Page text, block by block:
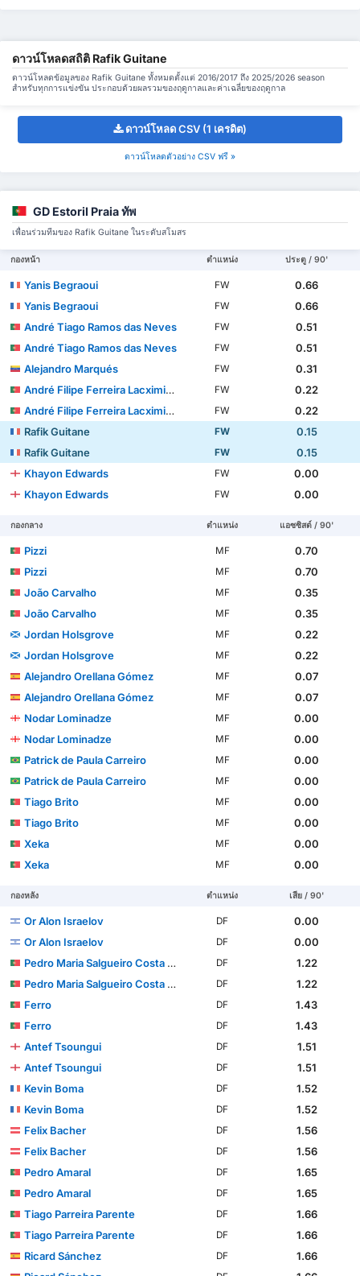
ดาวน์โหลดสถิติ Rafik Guitane
ดาวน์โหลดข้อมูลของ Rafik Guitane ทั้งหมดตั้งแต่ 2016/2017 ถึง 2025/2026 season
สำหรับทุกการแข่งขัน ประกอบด้วยผลรวมของฤดูกาลและค่าเฉลี่ยของฤดูกาล
ดาวน์โหลด CSV (1 เครดิต)
ดาวน์โหลดตัวอย่าง CSV ฟรี »
GD Estoril Praia ทัพ
เพื่อนร่วมทีมของ Rafik Guitane ในระดับสโมสร
กองหน้า ตำแหน่ง ประตู / 90'
Yanis Begraoui FW
0.66
Yanis Begraoui
FW
0.66
André Tiago Ramos das Neves
FW
0.51
André Tiago Ramos das Neves
FW
0.51
Alejandro Marqués
FW
0.31
André Filipe Ferreira Lacximicant
FW
0.22
André Filipe Ferreira Lacximicant
FW
0.22
Rafik Guitane
FW
0.15
Rafik Guitane
FW
0.15
Khayon Edwards
FW
0.00
Khayon Edwards
FW 0.00
กองกลาง ตำแหน่ง แอซซิสต์ / 90'
Pizzi MF
0.70
Pizzi
MF
0.70
João Carvalho
MF
0.35
João Carvalho
MF
0.35
Jordan Holsgrove
MF
0.22
Jordan Holsgrove
MF
0.22
Alejandro Orellana Gómez
MF
0.07
Alejandro Orellana Gómez
MF
0.07
Nodar Lominadze
MF
0.00
Nodar Lominadze
MF
0.00
Patrick de Paula Carreiro
MF
0.00
Patrick de Paula Carreiro
MF
0.00
Tiago Brito
MF
0.00
Tiago Brito
MF
0.00
Xeka
MF
0.00
Xeka
MF 0.00
กองหลัง ตำแหน่ง เสีย / 90'
Or Alon Israelov DF
0.00
Or Alon Israelov
DF
0.00
Pedro Maria Salgueiro Costa Pessoa Carvalho
DF
1.22
Pedro Maria Salgueiro Costa Pessoa Carvalho
DF
1.22
Ferro
DF
1.43
Ferro
DF
1.43
Antef Tsoungui
DF
1.51
Antef Tsoungui
DF
1.51
Kevin Boma
DF
1.52
Kevin Boma
DF
1.52
Felix Bacher
DF
1.56
Felix Bacher
DF
1.56
Pedro Amaral
DF
1.65
Pedro Amaral
DF
1.65
Tiago Parreira Parente
DF
1.66
Tiago Parreira Parente
DF
1.66
Ricard Sánchez
DF
1.66